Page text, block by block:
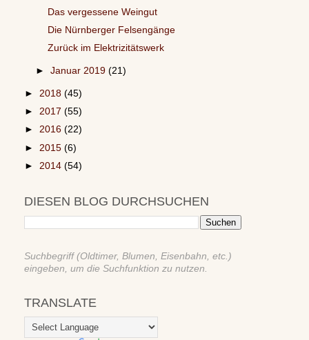
Das vergessene Weingut
Die Nürnberger Felsengänge
Zurück im Elektrizitätswerk
►Januar 2019(21)
► 2018 (45)
► 2017 (55)
► 2016 (22)
► 2015 (6)
► 2014 (54)
DIESEN BLOG DURCHSUCHEN
Suchbegriff (Oldtimer, Blumen, Eisenbahn, etc.)
eingeben, um die Suchfunktion zu nutzen.
TRANSLATE